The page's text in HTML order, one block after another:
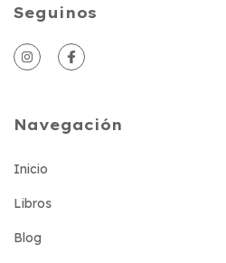
Seguinos
Navegación
Inicio
Libros
Blog